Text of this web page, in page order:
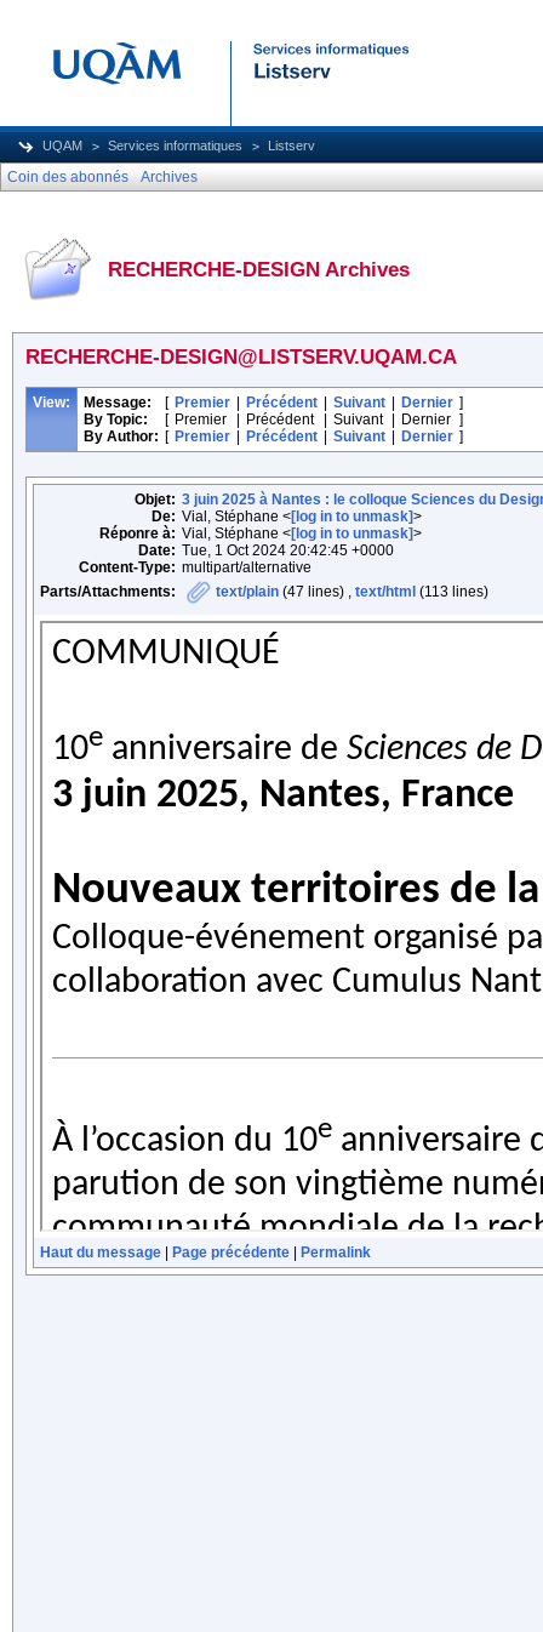
UQAM Services informatiques Listserv
Coin des abonnés Archives
RECHERCHE-DESIGN Archives
RECHERCHE-DESIGN@LISTSERV.UQAM.CA
View: Message: [ Premier Précédent Suivant Dernier ]
By Topic:
[ Premier Précédent Suivant Dernier ]
By Author: [ Premier Précédent Suivant Dernier ]
Objet: 3 juin 2025 à Nantes : le colloque Sciences du
De: Vial, Stéphane <[log in to unmask]>
Réponre à: Vial, Stéphane <[log in to unmask]>
Date: Tue, 1 Oct 2024 20:42:45 +0000
Content-Type: multipart/alternative
Parts/Attachments:
text/plain (47 lines) , text/html (113 lines)
Haut du message Page précédente Permalink